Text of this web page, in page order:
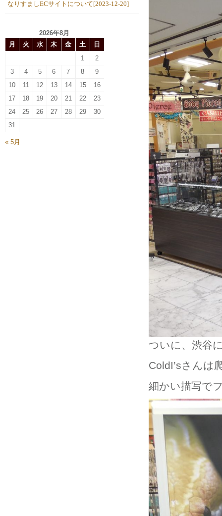
ついに、渋谷
ColdI’sさんは
細かい描写で
なりすましECサイトについて[2023-12-20]
2026年8月
月
火 水 木 金 土
日
1
2
3
4 5 6 7 8
9
10
11 12 13 14 15
16
17
18 19 20 21 22
23
24
25 26 27 28 29
30
31
« 5月